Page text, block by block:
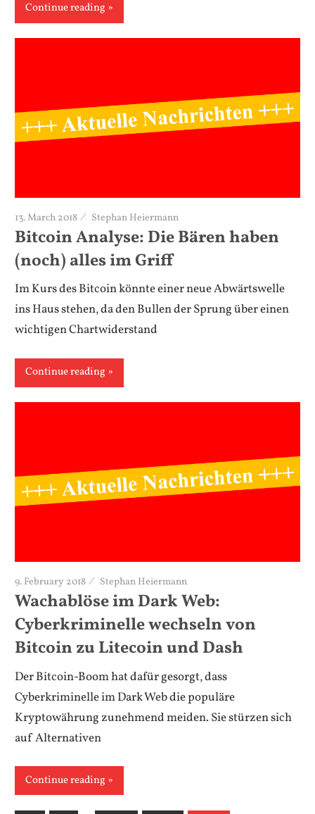
Continue reading
13. March 2018 Stephan Heiermann
Bitcoin Analyse: Die Bären haben
(noch) alles im Griff
Im Kurs des Bitcoin könnte einer neue Abwärtswelle
ins Haus stehen, da den Bullen der Sprung über einen
wichtigen Chartwiderstand
Continue reading
9. February 2018 Stephan Heiermann
Wachablöse im Dark Web:
Cyberkriminelle wechseln von
Bitcoin zu Litecoin und Dash
Der Bitcoin-Boom hat dafür gesorgt, dass
Cyberkriminelle im Dark Web die populäre
Kryptowährung zunehmend meiden. Sie stürzen sich
auf Alternativen
Continue reading